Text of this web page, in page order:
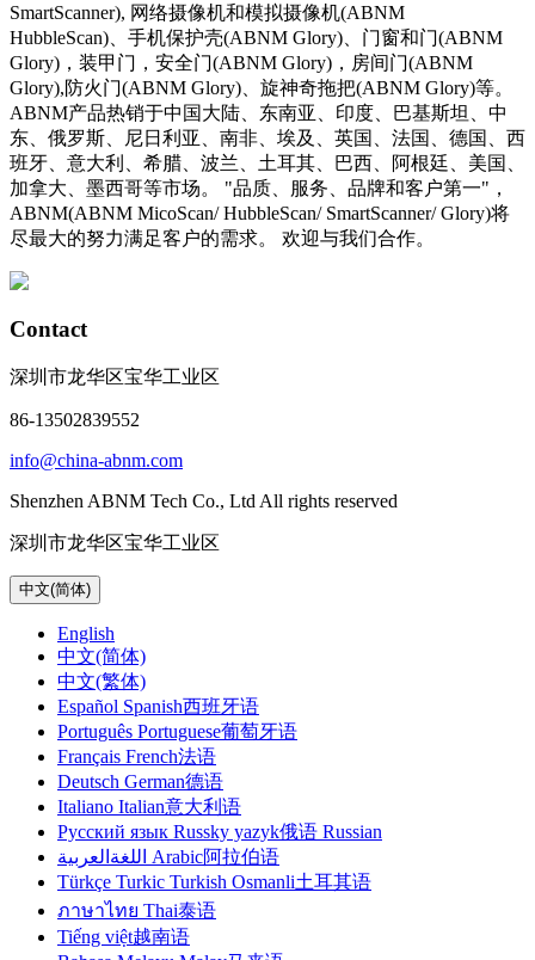
SmartScanner), 网络摄像机和模拟摄像机(ABNM
HubbleScan)、手机保护壳(ABNM Glory)、门窗和门(ABNM
Glory)，装甲门，安全门(ABNM Glory)，房间门(ABNM
Glory),防火门(ABNM Glory)、旋神奇拖把(ABNM Glory)等。
ABNM产品热销于中国大陆、东南亚、印度、巴基斯坦、中
东、俄罗斯、尼日利亚、南非、埃及、英国、法国、德国、西
班牙、意大利、希腊、波兰、土耳其、巴西、阿根廷、美国、
加拿大、墨西哥等市场。 "品质、服务、品牌和客户第一"，
ABNM(ABNM MicoScan/ HubbleScan/ SmartScanner/ Glory)将
尽最大的努力满足客户的需求。 欢迎与我们合作。
Contact
深圳市龙华区宝华工业区
86-13502839552
info@china-abnm.com
Shenzhen ABNM Tech Co., Ltd All rights reserved
深圳市龙华区宝华工业区
中文(简体)
English
中文(简体)
中文(繁体)
Español Spanish西班牙语
Português Portuguese葡萄牙语
Français French法语
Deutsch German德语
Italiano Italian意大利语
Русский язык Russky yazyk俄语 Russian
اللغةالعربية Arabic阿拉伯语
Türkçe Turkic Turkish Osmanli土耳其语
ภาษาไทย Thai泰语
Tiếng việt越南语